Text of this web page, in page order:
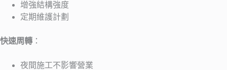
增強結構強度
定期維護計劃
快速周轉 ：
夜間施工不影響營業